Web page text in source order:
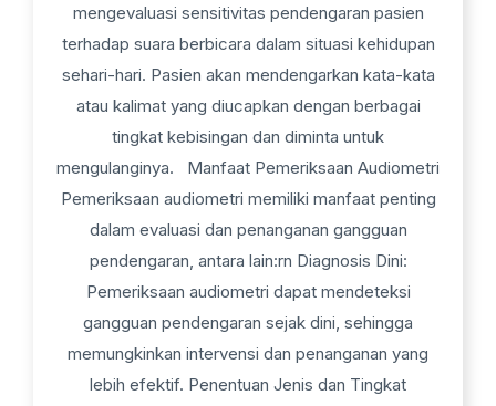
mengevaluasi sensitivitas pendengaran pasien
terhadap suara berbicara dalam situasi kehidupan
sehari-hari. Pasien akan mendengarkan kata-kata
atau kalimat yang diucapkan dengan berbagai
tingkat kebisingan dan diminta untuk
mengulanginya. Manfaat Pemeriksaan Audiometri
Pemeriksaan audiometri memiliki manfaat penting
dalam evaluasi dan penanganan gangguan
pendengaran, antara lain:rn Diagnosis Dini:
Pemeriksaan audiometri dapat mendeteksi
gangguan pendengaran sejak dini, sehingga
memungkinkan intervensi dan penanganan yang
lebih efektif. Penentuan Jenis dan Tingkat